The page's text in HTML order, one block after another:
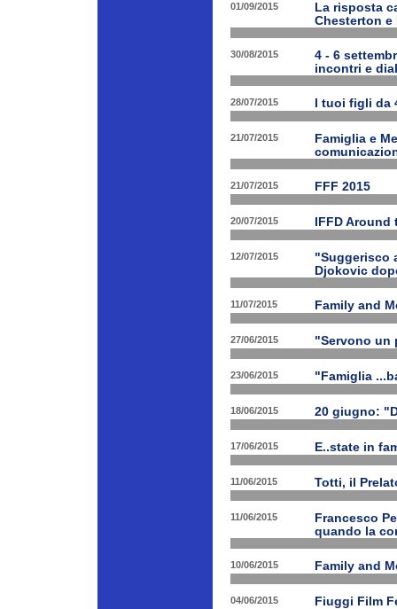
01/09/2015
La risposta
Chesterton e
30/08/2015
4 - 6
incontri e
28/07/2015 I tuoi figli da
21/07/2015
Famiglia e
21/07/2015 FFF 2015
20/07/2015 IFFD
12/07/2015
"Suggerisco
Djokovic
11/07/2015 Family and
27/06/2015 "Servono un
23/06/2015 "Famiglia
18/06/2015 20 giugno:
17/06/2015 E..state in
11/06/2015 Totti, il
11/06/2015
Francesco
quando la
10/06/2015 Family and
04/06/2015 Fiuggi Film